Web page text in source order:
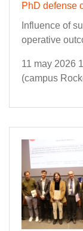
PhD defense
Influence of
operative
11 may 2026
(campus